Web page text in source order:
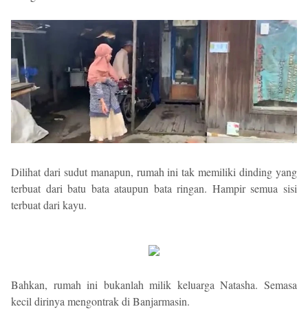
Dilihat dari sudut manapun, rumah ini tak memiliki dinding yang
terbuat dari batu bata ataupun bata ringan. Hampir semua sisi
terbuat dari kayu.
Bahkan, rumah ini bukanlah milik keluarga Natasha. Semasa
kecil dirinya mengontrak di Banjarmasin.